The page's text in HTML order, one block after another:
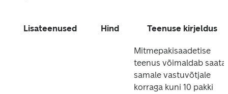
Lisateenused Hind Teenuse kirjeldus
Mitmepakisaadetise
teenus võimaldab saata
samale vastuvõtjale
korraga kuni 10 pakki